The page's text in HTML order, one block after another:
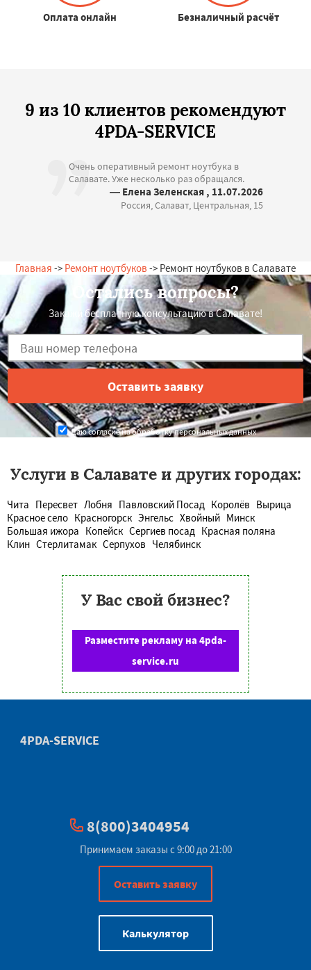
Оплата онлайн Безналичный расчёт
9 из 10 клиентов рекомендуют
4PDA-SERVICE
Очень оперативный ремонт ноутбука в
Салавате. Уже несколько раз обращался.
— Елена Зеленская , 11.07.2026
Россия, Салават, Центральная, 15
Главная -> Ремонт ноутбуков -> Ремонт ноутбуков в Салавате
Остались вопросы?
Закажи бесплатную консультацию в Салавате!
Даю согласие на обработку персональных данных
Услуги в Салавате и других городах:
Чита Пересвет Лобня Павловский Посад Королёв Вырица
Красное село Красногорск Энгельс Хвойный Минск
Большая ижора Копейск Сергиев посад Красная поляна
Клин Стерлитамак Серпухов Челябинск
У Вас свой бизнес?
Разместите рекламу на 4pda-
service.ru
4PDA-SERVICE
8(800)3404954
Принимаем заказы с 9:00 до 21:00
Оставить заявку
Калькулятор